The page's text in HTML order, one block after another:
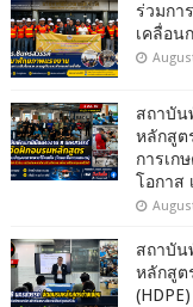
ร่วมกา
เคลื่อน
สถาบัน
หลักสูต
การเก
โอกาส
สถาบัน
หลักสูต